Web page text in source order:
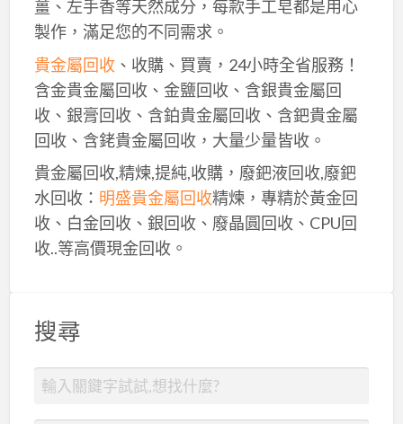
薑、左手香等天然成分，每款手工皂都是用心
製作，滿足您的不同需求。
貴金屬回收、收購、買賣，24小時全省服務！
含金貴金屬回收、金鹽回收、含銀貴金屬回
收、銀膏回收、含鉑貴金屬回收、含鈀貴金屬
回收、含銠貴金屬回收，大量少量皆收。
貴金屬回收,精煉,提純,收購，廢鈀液回收,廢鈀
水回收： 明盛貴金屬回收精煉，專精於黃金回
收、白金回收、銀回收、廢晶圓回收、CPU回
收..等高價現金回收。
搜尋